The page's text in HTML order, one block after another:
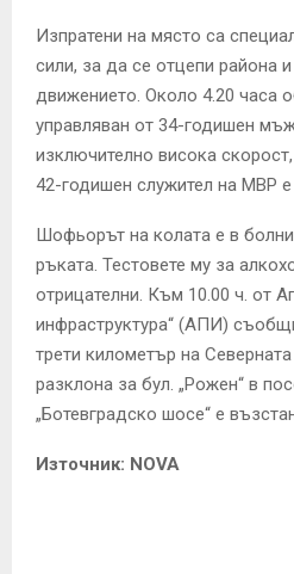
Изпратени на място са
сили, за да се отцепи района
движението. Около 4.20 часа
управляван от 34-годишен
изключително висока
42-годишен служител на МВР е
Шофьорът на колата е в
ръката. Тестовете му за
отрицателни. Към 10.00 ч. от
инфраструктура“ (АПИ)
трети километър на
разклона за бул. „Рожен“ в
„Ботевградско шосе“ е
Източник: NOVA